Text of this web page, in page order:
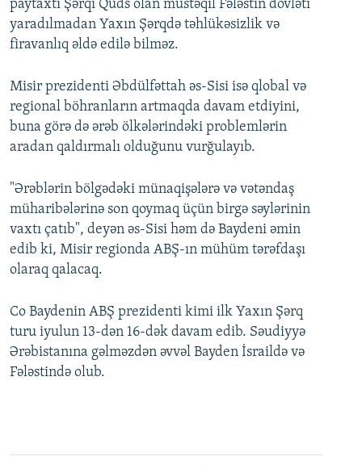
paytaxtı Şərqi Qüds olan müstəqil Fələstin dövləti
yaradılmadan Yaxın Şərqdə təhlükəsizlik və
firavanlıq əldə edilə bilməz.
Misir prezidenti Əbdülfəttah əs-Sisi isə qlobal və
regional böhranların artmaqda davam etdiyini,
buna görə də ərəb ölkələrindəki problemlərin
aradan qaldırmalı olduğunu vurğulayıb.
"Ərəblərin bölgədəki münaqişələrə və vətəndaş
müharibələrinə son qoymaq üçün birgə səylərinin
vaxtı çatıb", deyən əs-Sisi həm də Baydeni əmin
edib ki, Misir regionda ABŞ-ın mühüm tərəfdaşı
olaraq qalacaq.
Co Baydenin ABŞ prezidenti kimi ilk Yaxın Şərq
turu iyulun 13-dən 16-dək davam edib. Səudiyyə
Ərəbistanına gəlməzdən əvvəl Bayden İsraildə və
Fələstində olub.